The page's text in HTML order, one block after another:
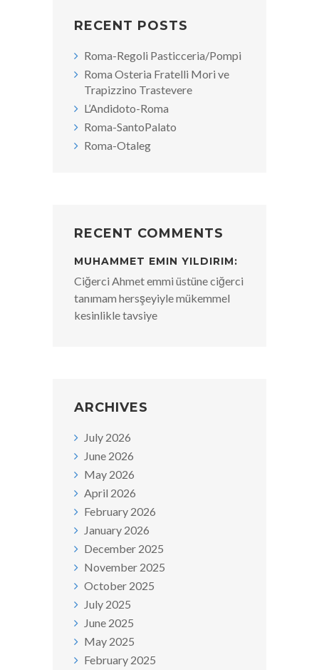
RECENT POSTS
Roma-Regoli Pasticceria/Pompi
Roma Osteria Fratelli Mori ve
Trapizzino Trastevere
L’Andidoto-Roma
Roma-SantoPalato
Roma-Otaleg
RECENT COMMENTS
MUHAMMET EMIN YILDIRIM:
Ciğerci Ahmet emmi üstüne ciğerci
tanımam hersşeyiyle mükemmel
kesinlikle tavsiye
ARCHIVES
July 2026
June 2026
May 2026
April 2026
February 2026
January 2026
December 2025
November 2025
October 2025
July 2025
June 2025
May 2025
February 2025